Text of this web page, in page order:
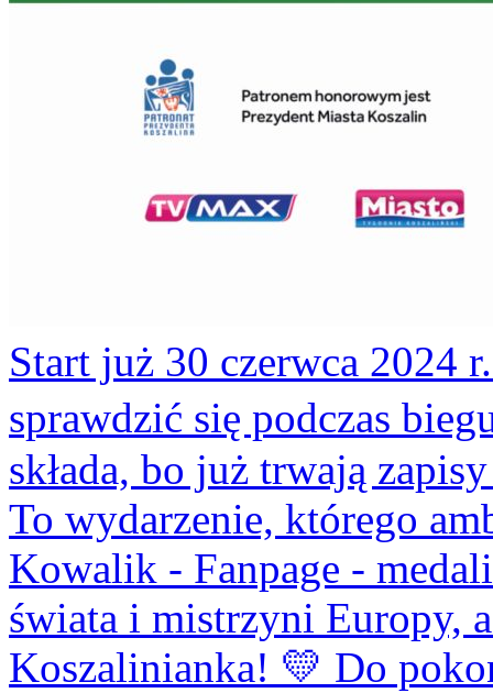
Start już 30 czerwca 2024
sprawdzić się podczas
składa, bo już trwają
To wydarzenie, którego
Kowalik - Fanpage -
świata i mistrzyni Europy,
Koszalinianka! 💛 Do